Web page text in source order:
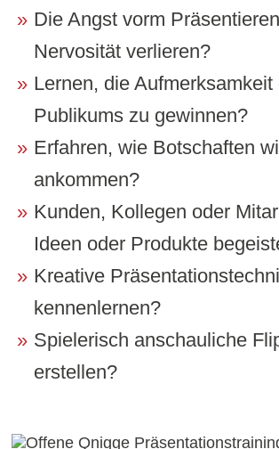
Die Angst vorm
Nervosität verlieren?
Lernen, die Aufmerksamkeit
Publikums zu gewinnen?
Erfahren, wie Botschaften
ankommen?
Kunden, Kollegen oder
Ideen oder Produkte
Kreative
kennenlernen?
Spielerisch anschauliche
erstellen?